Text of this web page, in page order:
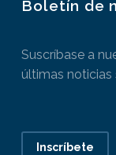
Boletín de
Suscríbase a
últimas
Inscríbete